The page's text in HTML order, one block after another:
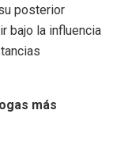
posterior
bajo la influencia
más